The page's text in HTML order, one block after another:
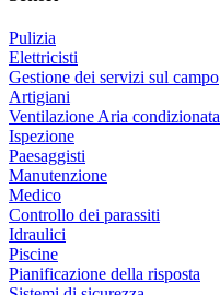
Pulizia
Elettricisti
Gestione dei servizi sul campo
Artigiani
Ventilazione Aria condizionata
Ispezione
Paesaggisti
Manutenzione
Medico
Controllo dei parassiti
Idraulici
Piscine
Pianificazione della risposta